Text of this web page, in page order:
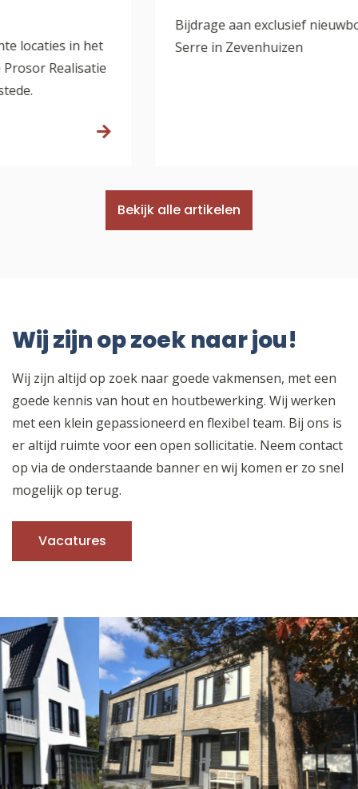
Bijdrage aan exclusief nieuwbouwproject La
Serre in Zevenhuizen
Bekijk alle artikelen
Wij zijn op zoek naar jou!
Wij zijn altijd op zoek naar goede vakmensen, met een
goede kennis van hout en houtbewerking. Wij werken
met een klein gepassioneerd en flexibel team. Bij ons is
er altijd ruimte voor een open sollicitatie. Neem contact
op via de onderstaande banner en wij komen er zo snel
mogelijk op terug.
Vacatures